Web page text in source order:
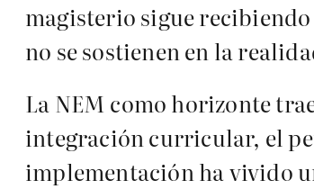
magisterio sigue
no se sostienen en la
La NEM como horizonte
integración curricular, el
implementación ha vivido